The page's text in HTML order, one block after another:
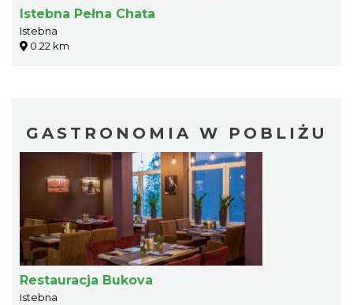
Istebna Pełna Chata
Istebna
0.22 km
GASTRONOMIA W POBLIŻU
Restauracja Bukova
Istebna